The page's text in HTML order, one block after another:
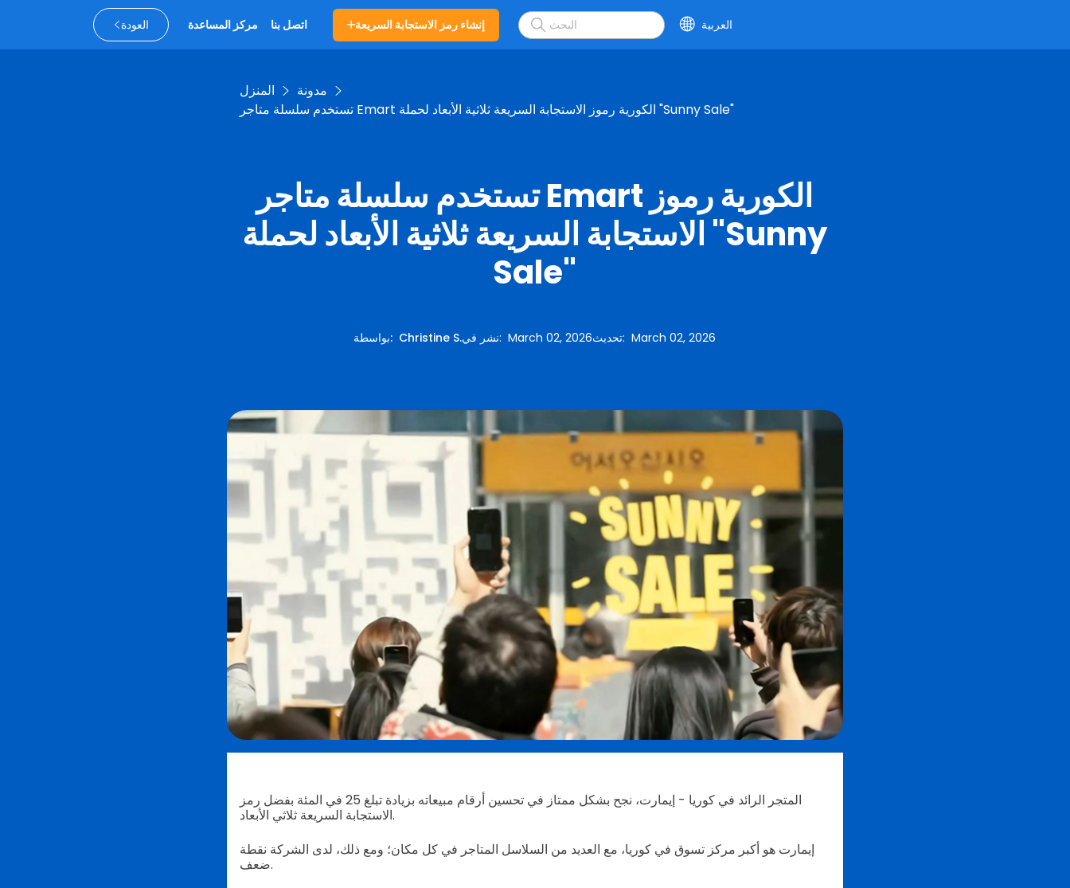
العودة مركز المساعدة اتصل بنا إنشاء رمز الاستجابة السريعة العربية
المنزل
مدونة
تستخدم سلسلة متاجر Emart الكورية رموز الاستجابة السريعة ثلاثية الأبعاد لحملة "Sunny Sale"
تستخدم سلسلة متاجر Emart الكورية رموز
الاستجابة السريعة ثلاثية الأبعاد لحملة "Sunny
Sale"
بواسطة: Christine S.نشر في:March 02, 2026تحديث:March 02, 2026
المتجر الرائد في كوريا - إيمارت، نجح بشكل ممتاز في تحسين أرقام مبيعاته بزيادة تبلغ 25 في المئة بفضل رمز
الاستجابة السريعة ثلاثي الأبعاد.
إيمارت هو أكبر مركز تسوق في كوريا، مع العديد من السلاسل المتاجر في كل مكان؛ ومع ذلك، لدى الشركة نقطة
ضعف.